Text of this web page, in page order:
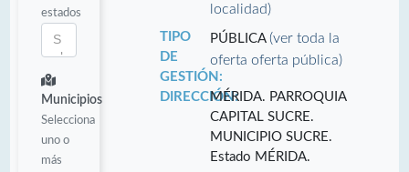
estados
Municipios
Selecciona
uno o
más
localidad)
TIPO
DE
GESTIÓN:
PÚBLICA(ver toda la
oferta oferta pública)
DIRECCIÓN:MÉRIDA. PARROQUIA
CAPITAL SUCRE.
MUNICIPIO SUCRE.
Estado MÉRIDA.